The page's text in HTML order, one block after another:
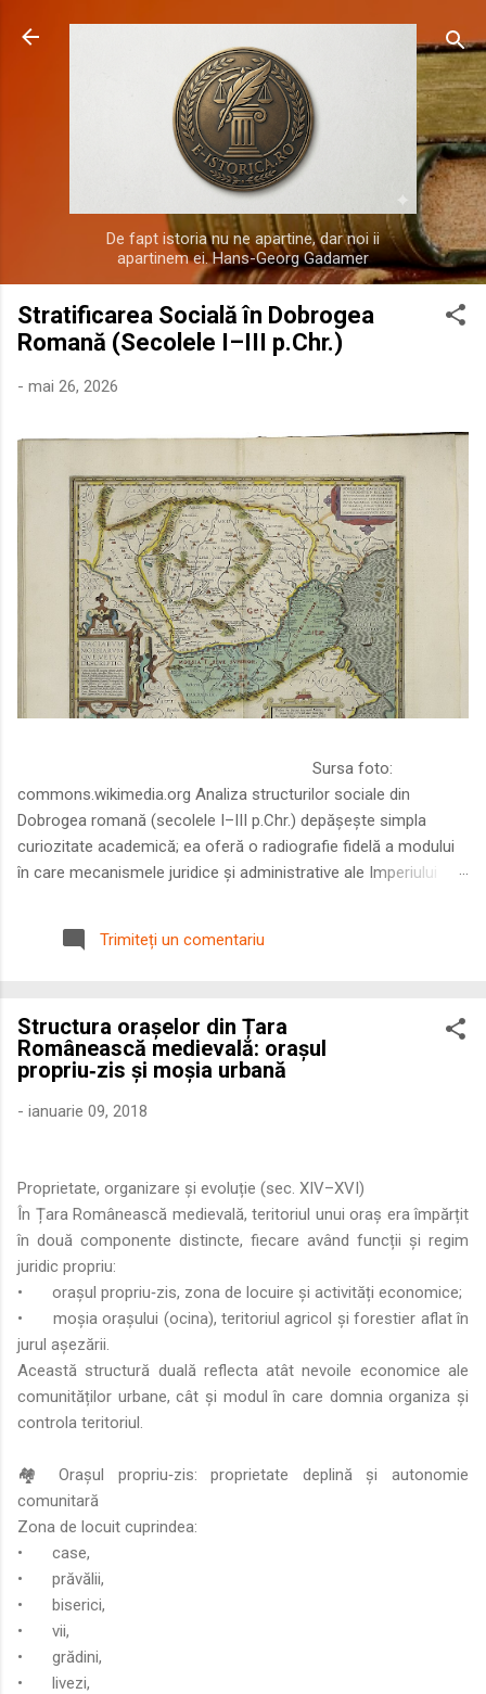
Treceți la conținutul principal
De fapt istoria nu ne apartine, dar noi ii
apartinem ei. Hans-Georg Gadamer
Stratificarea Socială în Dobrogea
Romană (Secolele I–III p.Chr.)
- mai 26, 2026
Sursa foto:
commons.wikimedia.org Analiza structurilor sociale din
Dobrogea romană (secolele I–III p.Chr.) depășește simpla
curiozitate academică; ea oferă o radiografie fidelă a modului
în care mecanismele juridice și administrative ale Imperiului
Într-o epocă în care prosperitatea excepțională a lumii romane
era susținută de o mobilitate socială dinamică și de o libertate
roman – în special a cetățenilor romani ( cives Romani ) în
țesutul urban și rural dobrogean – ne permite să măsurăm cu
precizie profunzimea și ritmul procesului de rom...
Trimiteți un comentariu
Structura orașelor din Țara
Românească medievală: orașul
propriu‑zis și moșia urbană
- ianuarie 09, 2018
Proprietate, organizare și evoluție (sec. XIV–XVI)
În Țara Românească medievală, teritoriul unui oraș era împărțit
în două componente distincte, fiecare având funcții și regim
juridic propriu:
•
orașul propriu‑zis, zona de locuire și activități economice;
•
moșia orașului (ocina), teritoriul agricol și forestier aflat în
jurul așezării.
Această structură duală reflecta atât nevoile economice ale
comunităților urbane, cât și modul în care domnia organiza și
controla teritoriul.
🏘️ Orașul propriu‑zis: proprietate deplină și autonomie
comunitară
Zona de locuit cuprindea:
•
case,
•
prăvălii,
•
biserici,
•
vii,
•
grădini,
•
livezi,